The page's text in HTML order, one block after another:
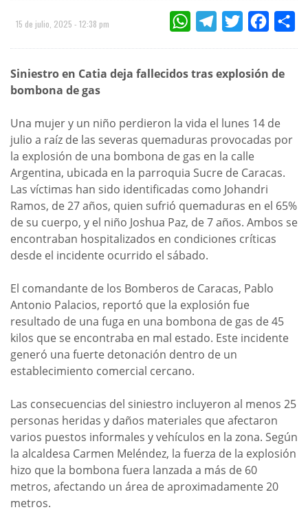
15 de julio, 2025 - 12:38 pm WHATSAPPTELEGRAMTWITTER
Siniestro en Catia deja fallecidos tras explosión de
bombona de gas
Una mujer y un niño perdieron la vida el lunes 14 de
julio a raíz de las severas quemaduras provocadas por
la explosión de una bombona de gas en la calle
Argentina, ubicada en la parroquia Sucre de Caracas.
Las víctimas han sido identificadas como Johandri
Ramos, de 27 años, quien sufrió quemaduras en el 65%
de su cuerpo, y el niño Joshua Paz, de 7 años. Ambos se
encontraban hospitalizados en condiciones críticas
desde el incidente ocurrido el sábado.
El comandante de los Bomberos de Caracas, Pablo
Antonio Palacios, reportó que la explosión fue
resultado de una fuga en una bombona de gas de 45
kilos que se encontraba en mal estado. Este incidente
generó una fuerte detonación dentro de un
establecimiento comercial cercano.
Las consecuencias del siniestro incluyeron al menos 25
personas heridas y daños materiales que afectaron
varios puestos informales y vehículos en la zona. Según
la alcaldesa Carmen Meléndez, la fuerza de la explosión
hizo que la bombona fuera lanzada a más de 60
metros, afectando un área de aproximadamente 20
metros.